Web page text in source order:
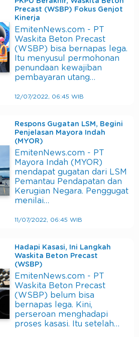
Precast (WSBP) Fokus Genjot
Kinerja
EmitenNews.com - PT
Waskita Beton Precast
(WSBP) bisa bernapas lega.
Itu menyusul permohonan
penundaan kewajiban
pembayaran utang…
12/07/2022, 06:45 WIB
Respons Gugatan LSM, Begini
Penjelasan Mayora Indah
(MYOR)
EmitenNews.com - PT
Mayora Indah (MYOR)
mendapat gugatan dari LSM
Pemantau Pendapatan dan
Kerugian Negara. Penggugat
menilai…
11/07/2022, 06:45 WIB
Hadapi Kasasi, Ini Langkah
Waskita Beton Precast
(WSBP)
EmitenNews.com - PT
Waskita Beton Precast
(WSBP) belum bisa
bernapas lega. Kini,
perseroan menghadapi
proses kasasi. Itu setelah…